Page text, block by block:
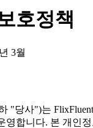
호정책
3월
"당사")는
영합니다. 본 개인